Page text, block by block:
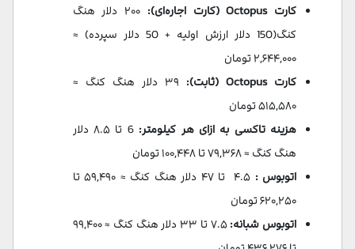
کارت Octopus (کارت اجاره‌ای):
۲۰۰ دلار هنگ
کنگ(150 دلار ارزش اولیه + 50 دلار سپرده) ≈
۲,۶۴۴,۰۰۰ تومان
کارت Octopus (ثابت):
۳۹ دلار هنگ کنگ ≈
۵۱۵,۵۸۰ تومان
هزینه تاکسی به ازای هر کیلومتر:
6 تا ۸.۵ دلار
هنگ کنگ ≈ ۷۹,۳۶۸ تا ۱۰۰,۴۴۸ تومان
اتوبوس :
۴.۵ تا ۴۷ دلار هنگ کنگ ≈ ۵۹,۴۹۰ تا
۶۲۰,۲۵۰ تومان
اتوبوس شبانه:
۷.۵ تا ۳۳ دلار هنگ کنگ ≈ ۹۹,۴۰۰